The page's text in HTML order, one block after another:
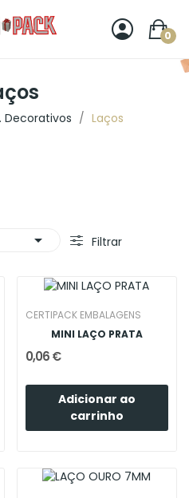
0
Decorativos Laços
 Filtrar
CERTIPACK EMBALAGENS
MINI LAÇO PRATA
0,06 €
Adicionar ao
carrinho